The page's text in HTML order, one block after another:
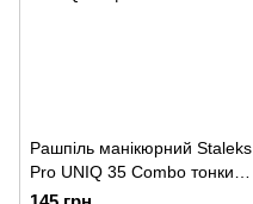
Рашпіль манікюрний Staleks
Pro UNIQ 35 Combo тонкий
із загнутим кінцем змінна